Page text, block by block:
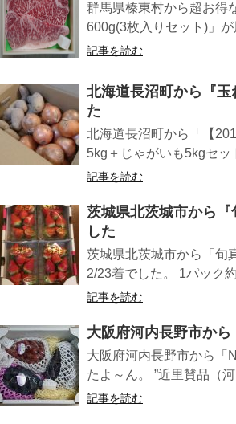
群馬県榛東村から超お得
600g(3枚入りセット)」
記事を読む
北海道長沼町から『
た
北海道長沼町から「【
5kg＋じゃがいも5kgセ
記事を読む
茨城県北茨城市から
した
茨城県北茨城市から「旬
2/23着でした。 1パック
記事を読む
大阪府河内長野市か
大阪府河内長野市から「
たよ～ん。 ”近里賛品（
記事を読む